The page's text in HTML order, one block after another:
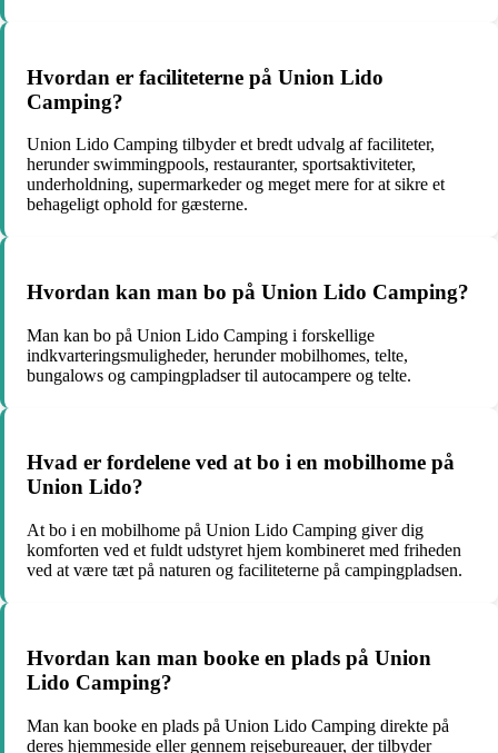
Hvordan er faciliteterne på Union Lido
Camping?
Union Lido Camping tilbyder et bredt udvalg af faciliteter,
herunder swimmingpools, restauranter, sportsaktiviteter,
underholdning, supermarkeder og meget mere for at sikre et
behageligt ophold for gæsterne.
Hvordan kan man bo på Union Lido Camping?
Man kan bo på Union Lido Camping i forskellige
indkvarteringsmuligheder, herunder mobilhomes, telte,
bungalows og campingpladser til autocampere og telte.
Hvad er fordelene ved at bo i en mobilhome på
Union Lido?
At bo i en mobilhome på Union Lido Camping giver dig
komforten ved et fuldt udstyret hjem kombineret med friheden
ved at være tæt på naturen og faciliteterne på campingpladsen.
Hvordan kan man booke en plads på Union
Lido Camping?
Man kan booke en plads på Union Lido Camping direkte på
deres hjemmeside eller gennem rejsebureauer, der tilbyder